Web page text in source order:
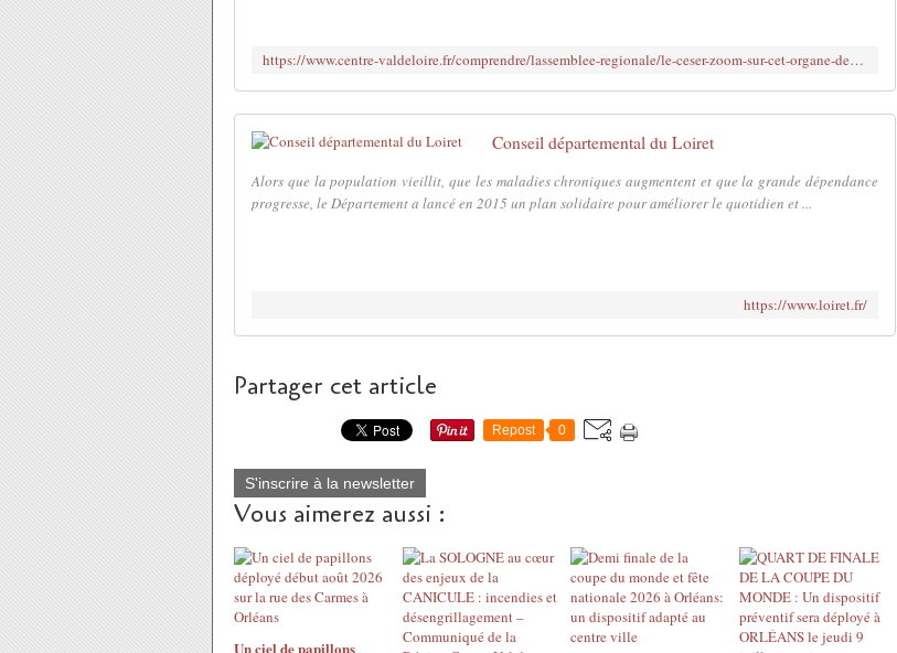
https://www.centre-valdeloire.fr/comprendre/lassemblee-regionale/le-ceser-zoom-sur-cet-organe-devaluation-et-de-prospective
Conseil départemental du Loiret
Alors que la population vieillit, que les maladies chroniques augmentent et que la grande dépendance
progresse, le Département a lancé en 2015 un plan solidaire pour améliorer le quotidien et ...
https://www.loiret.fr/
Partager cet article
Repost 0
S'inscrire à la newsletter
Vous aimerez aussi :
Un ciel de papillons